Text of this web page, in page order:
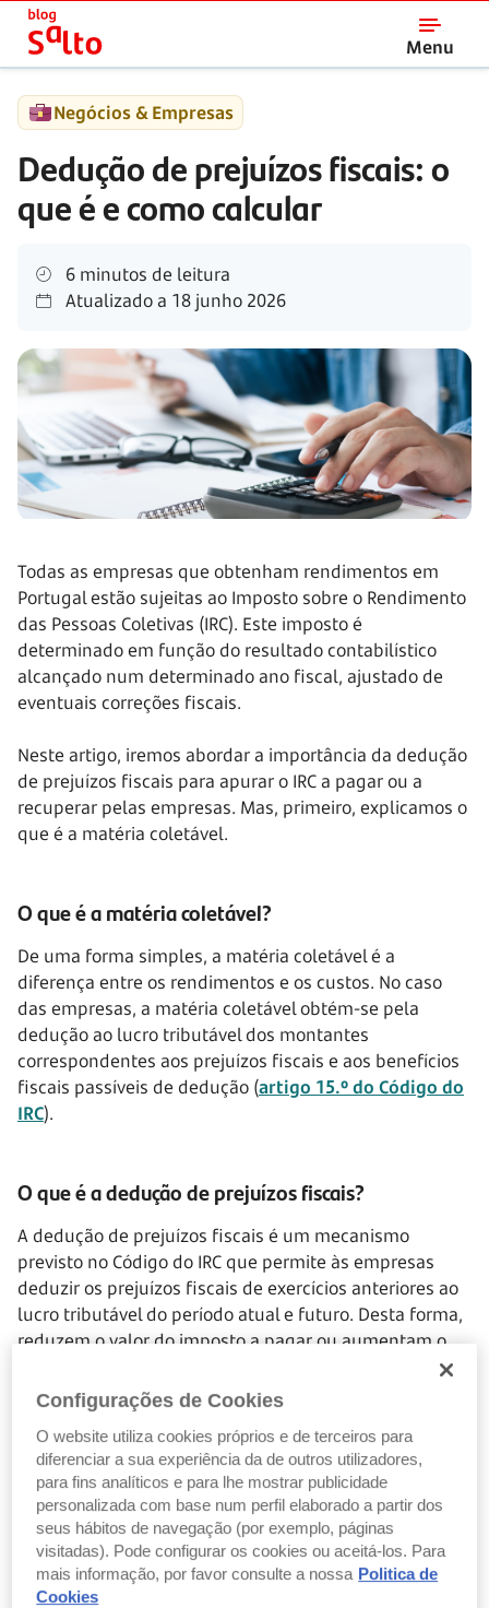
Menu
Salto
Negócios & Empresas
Dedução de prejuízos fiscais: o
que é e como calcular
6 minutos de leitura
Atualizado a 18 junho 2026
Todas as empresas que obtenham rendimentos em
Portugal estão sujeitas ao Imposto sobre o Rendimento
das Pessoas Coletivas (IRC). Este imposto é
determinado em função do resultado contabilístico
alcançado num determinado ano fiscal, ajustado de
eventuais correções fiscais.
Neste artigo, iremos abordar a importância da dedução
de prejuízos fiscais para apurar o IRC a pagar ou a
recuperar pelas empresas. Mas, primeiro, explicamos o
que é a matéria coletável.
O que é a matéria coletável?
De uma forma simples, a matéria coletável é a
diferença entre os rendimentos e os custos. No caso
das empresas, a matéria coletável obtém-se pela
dedução ao lucro tributável dos montantes
correspondentes aos prejuízos fiscais e aos benefícios
fiscais passíveis de dedução (artigo 15.º do Código do
IRC).
O que é a dedução de prejuízos fiscais?
A dedução de prejuízos fiscais é um mecanismo
previsto no Código do IRC que permite às empresas
deduzir os prejuízos fiscais de exercícios anteriores ao
lucro tributável do período atual e futuro. Desta forma,
reduzem o valor do imposto a pagar ou aumentam o
O que mudou na dedução de prejuízos fiscais?
O Orçamento do Estado para 2023 trouxe algumas
novidades na dedução de prejuízos fiscais em sede de
IRC. Assim, os prejuízos fiscais apurados em períodos
de tributação que se iniciem em ou após 1 de janeiro
de 2023 são deduzidos aos lucros tributáveis dos
Configurações de Cookies
O website utiliza cookies próprios e de terceiros para
diferenciar a sua experiência da de outros utilizadores,
para fins analíticos e para lhe mostrar publicidade
personalizada com base num perfil elaborado a partir dos
seus hábitos de navegação (por exemplo, páginas
visitadas). Pode configurar os cookies ou aceitá-los. Para
mais informação, por favor consulte a nossa Politica de
Cookies